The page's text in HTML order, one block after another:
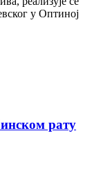
у Оптиној
рату